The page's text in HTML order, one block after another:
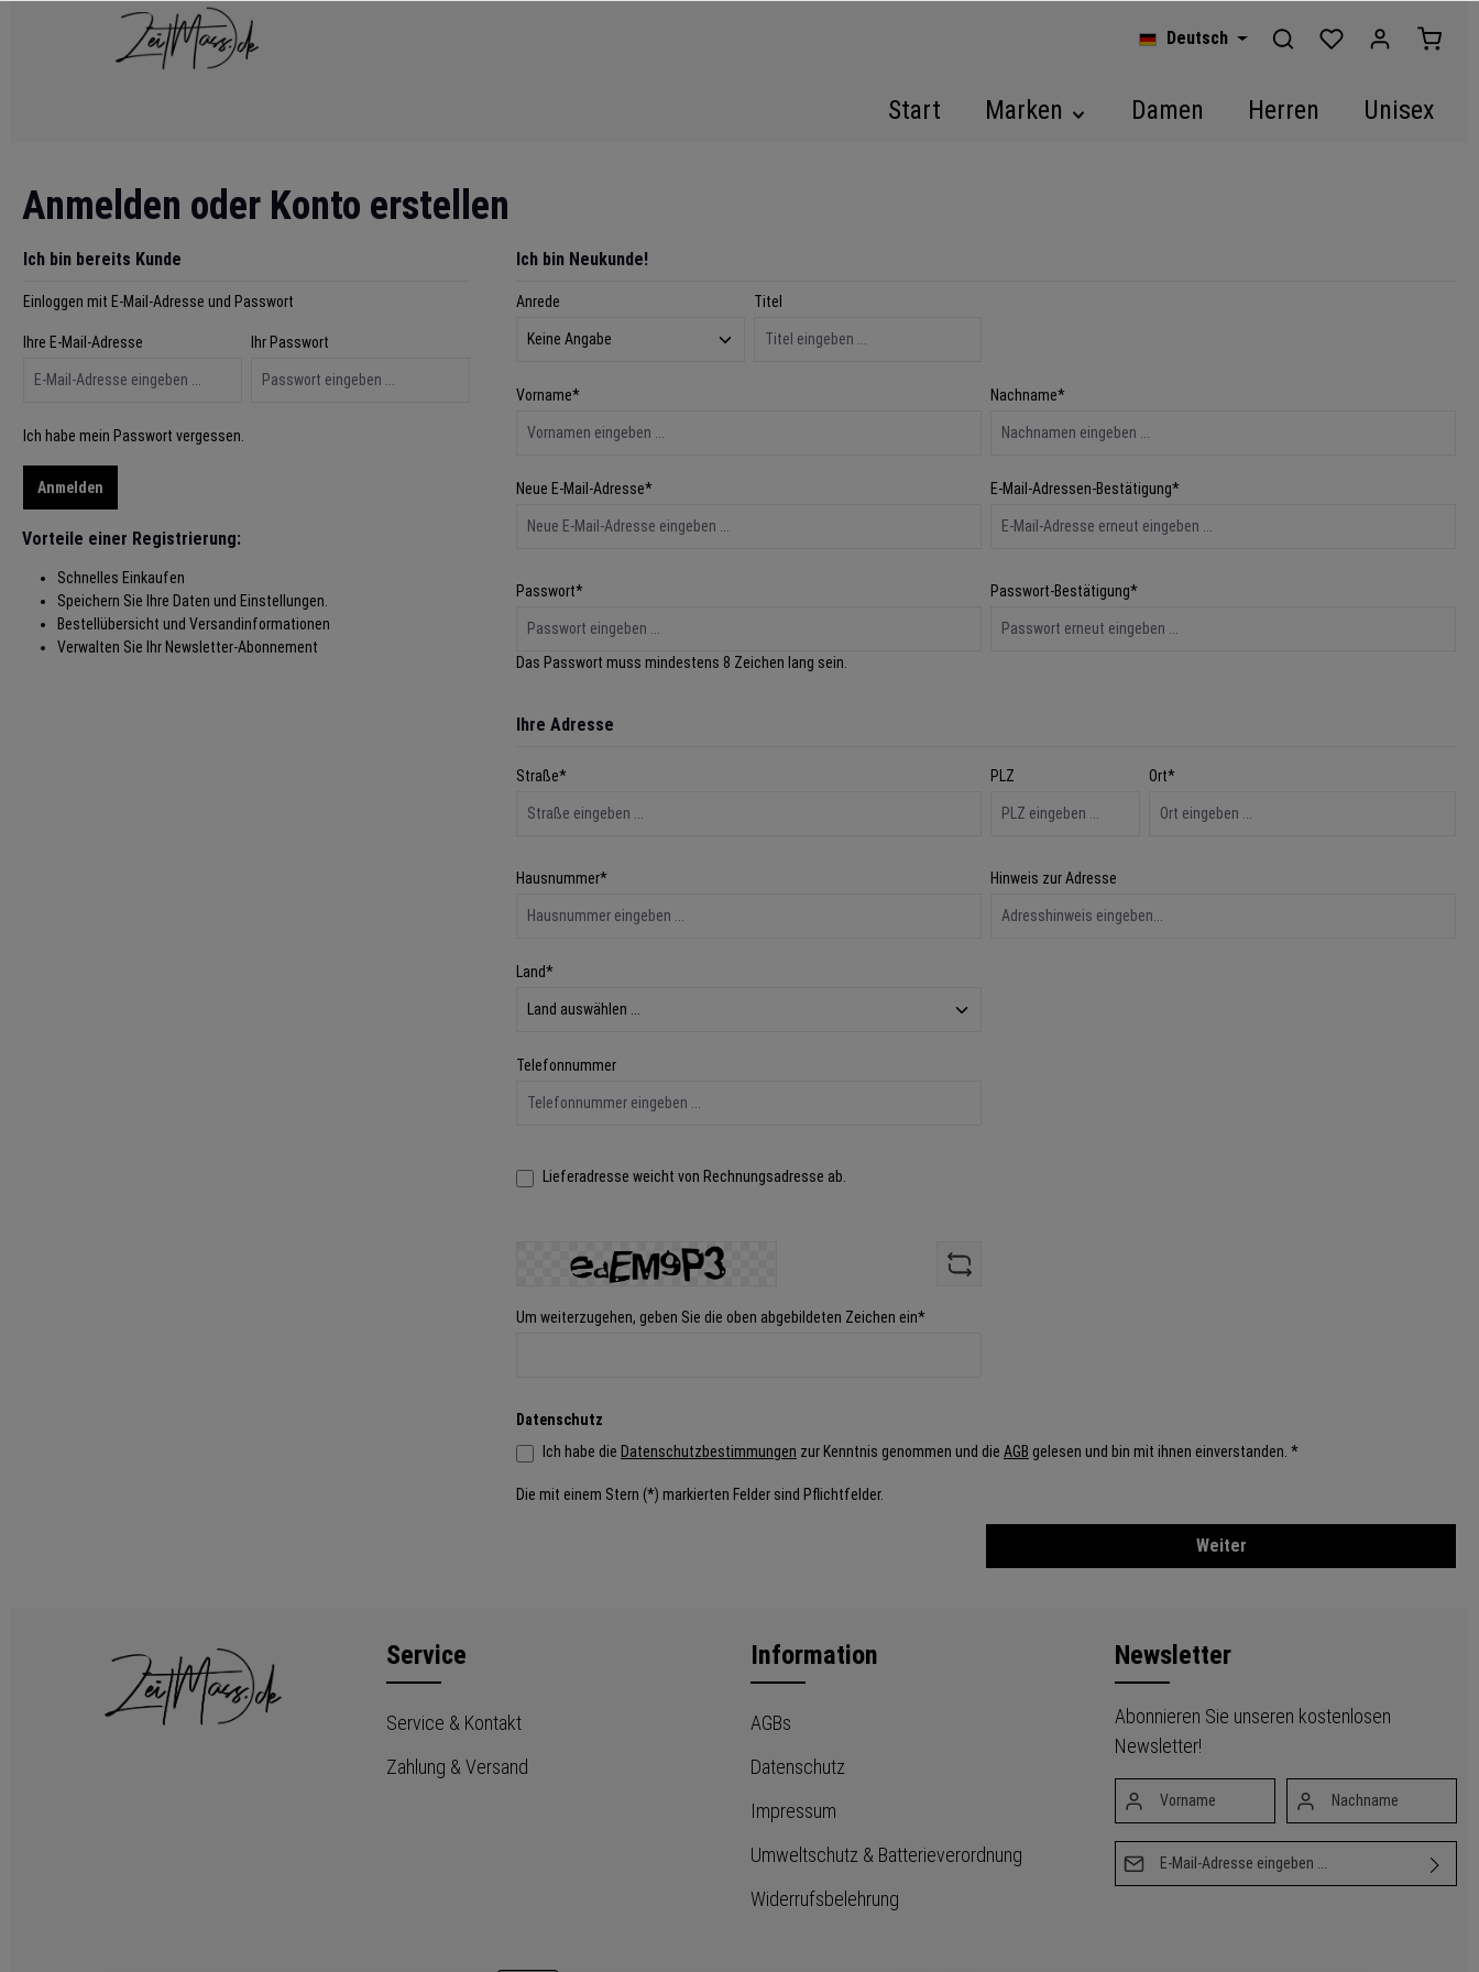
Zur Hauptnavigation springen
Deutsch
Start Marken Damen Herren Unisex
Anmelden oder Konto erstellen
Ich bin bereits Kunde
Einloggen mit E-Mail-Adresse und Passwort
Ihre E-Mail-Adresse Ihr Passwort
Ich habe mein Passwort vergessen.
Anmelden
Vorteile einer Registrierung:
Schnelles Einkaufen
Speichern Sie Ihre Daten und Einstellungen.
Bestellübersicht und Versandinformationen
Verwalten Sie Ihr Newsletter-Abonnement
Ich bin Neukunde!
Persönliche Informationen
Anrede Titel
Vorname* Nachname*
Neue E-Mail-Adresse* E-Mail-Adressen-Bestätigung*
Passwort*
Das Passwort muss mindestens 8 Zeichen lang sein.
Passwort-Bestätigung*
Ihre Adresse
Straße* PLZ Ort*
Hausnummer* Hinweis zur Adresse
Land*
Telefonnummer
Lieferadresse weicht von Rechnungsadresse ab.
Um weiterzugehen, geben Sie die oben abgebildeten Zeichen ein*
Datenschutz
Ich habe die Datenschutzbestimmungen zur Kenntnis genommen und die AGB gelesen und bin mit ihnen einverstanden. *
Die mit einem Stern (*) markierten Felder sind Pflichtfelder.
Weiter
Newsletter
Abonnieren Sie unseren kostenlosen
Newsletter!
Vorname*
Nachname*
E-Mail-Adresse*
Service
Service & Kontakt
Zahlung & Versand
Information
AGBs
Datenschutz
Impressum
Umweltschutz & Batterieverordnung
Widerrufsbelehrung